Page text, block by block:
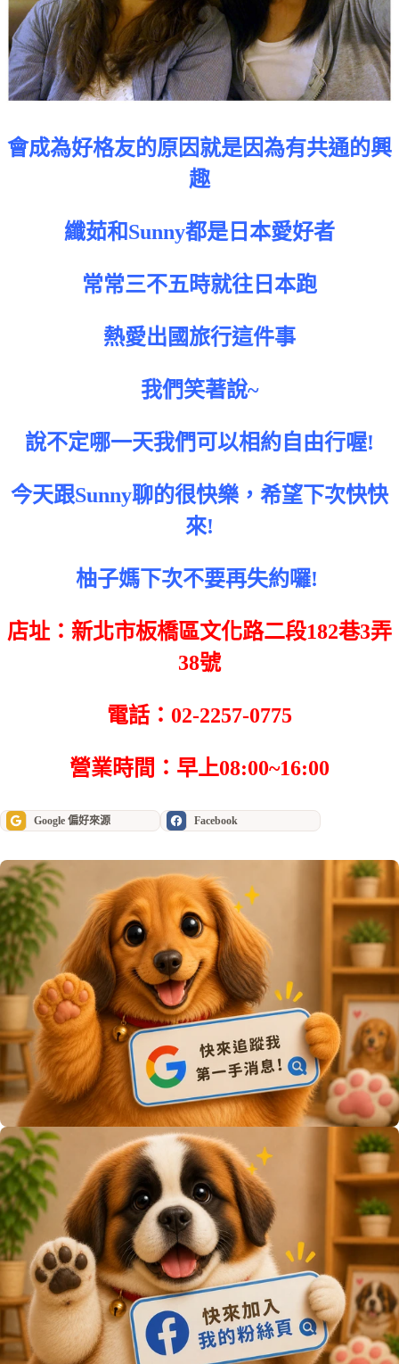
會成為好格友的原因就是因為有共通的興
趣
纖茹和Sunny都是日本愛好者
常常三不五時就往日本跑
熱愛出國旅行這件事
我們笑著說~
說不定哪一天我們可以相約自由行喔!
今天跟Sunny聊的很快樂，希望下次快快
來!
柚子媽下次不要再失約囉!
店址：新北市板橋區文化路二段182巷3弄
38號
電話：02-2257-0775
營業時間：早上08:00~16:00
Google 偏好來源 Facebook